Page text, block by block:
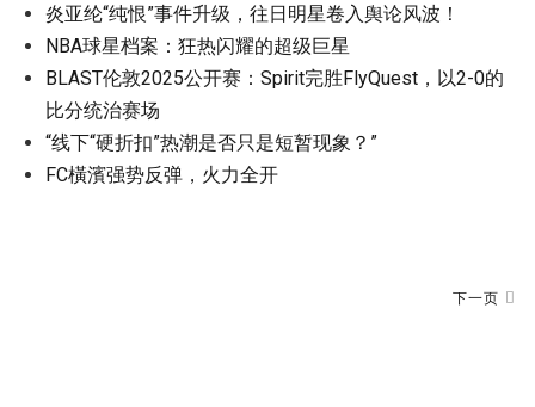
炎亚纶“纯恨”事件升级，往日明星卷入舆论风波！
NBA球星档案：狂热闪耀的超级巨星
BLAST伦敦2025公开赛：Spirit完胜FlyQuest，以2-0的
比分统治赛场
“线下“硬折扣”热潮是否只是短暂现象？”
FC橫濱强势反弹，火力全开
下一页